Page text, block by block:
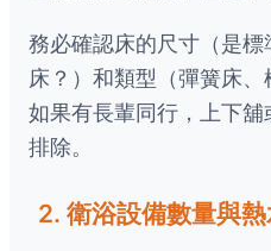
務必確認床的尺寸（是標
床？）和類型（彈簧床、
如果有長輩同行，上下
排除。
2. 衛浴設備數量與